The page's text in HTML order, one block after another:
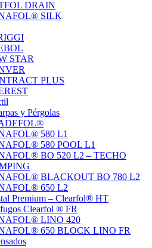
DRAIN
SILK
STAR
PLUS
y Pérgolas
580 L1
580 POOL L1
BO 520 L2 – TECHO
BLACKOUT BO 780 L2
650 L2
Premium – Clearfol® HT
Clearfol ® FR
LINO 420
650 BLOCK LINO FR